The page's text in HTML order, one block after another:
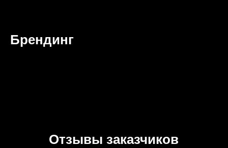
Брендинг
Отзывы заказчиков